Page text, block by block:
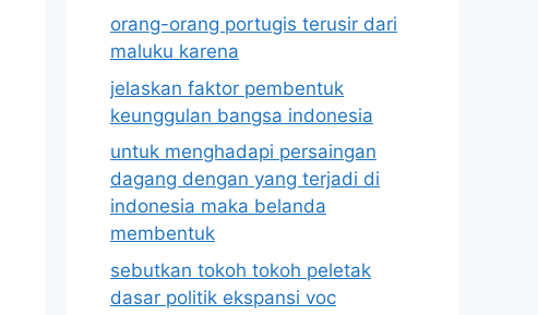
orang-orang portugis terusir dari
maluku karena
jelaskan faktor pembentuk
keunggulan bangsa indonesia
untuk menghadapi persaingan
dagang dengan yang terjadi di
indonesia maka belanda
membentuk
sebutkan tokoh tokoh peletak
dasar politik ekspansi voc